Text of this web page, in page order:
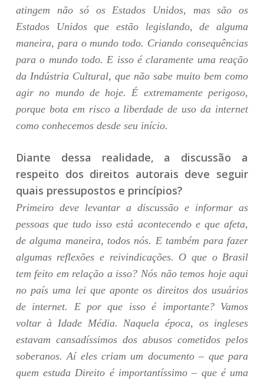
atingem não só os Estados Unidos, mas são os
Estados Unidos que estão legislando, de alguma
maneira, para o mundo todo. Criando consequências
para o mundo todo. E isso é claramente uma reação
da Indústria Cultural, que não sabe muito bem como
agir no mundo de hoje. É extremamente perigoso,
porque bota em risco a liberdade de uso da internet
como conhecemos desde seu início.
Diante dessa realidade, a discussão a
respeito dos direitos autorais deve seguir
quais pressupostos e princípios?
Primeiro deve levantar a discussão e informar as
pessoas que tudo isso está acontecendo e que afeta,
de alguma maneira, todos nós. E também para fazer
algumas reflexões e reivindicações. O que o Brasil
tem feito em relação a isso? Nós não temos hoje aqui
no país uma lei que aponte os direitos dos usuários
de internet. E por que isso é importante? Vamos
voltar à Idade Média. Naquela época, os ingleses
estavam cansadíssimos dos abusos cometidos pelos
soberanos. Aí eles criam um documento – que para
quem estuda Direito é importantíssimo – que é uma